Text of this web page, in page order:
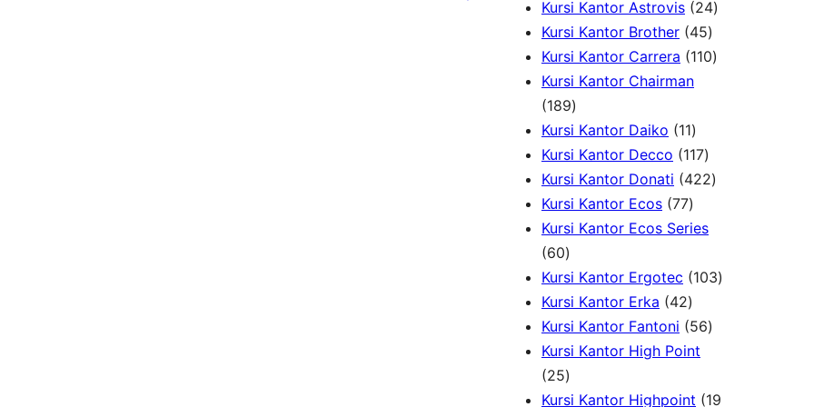
k
u
k
d
u
k
d
u
k
o
d
u
P
r
o
9
P
r
k
Kursi Kantor Astrovis 242
P
k
Kursi Kantor Brother 454
5
d
u
Kursi Kantor Carrera 1101
o
Kursi Kantor Chairman
1891
8
9
P
r
o
u
k
Kursi Kantor Daiko 111
1
P
r
o
u
k
Kursi Kantor Decco 1171
1
P
o
u
Kursi Kantor Donati 4224
r
d
Kursi Kantor Ecos 777
7
r
o
d
u
Kursi Kantor Ecos Series
606
0
P
r
o
d
u
Kursi Kantor Ergotec 1031
o
Kursi Kantor Erka 424
2
P
o
Kursi Kantor Fantoni 565
r
Kursi Kantor High Point
252
5
Kursi Kantor Highpoint
19